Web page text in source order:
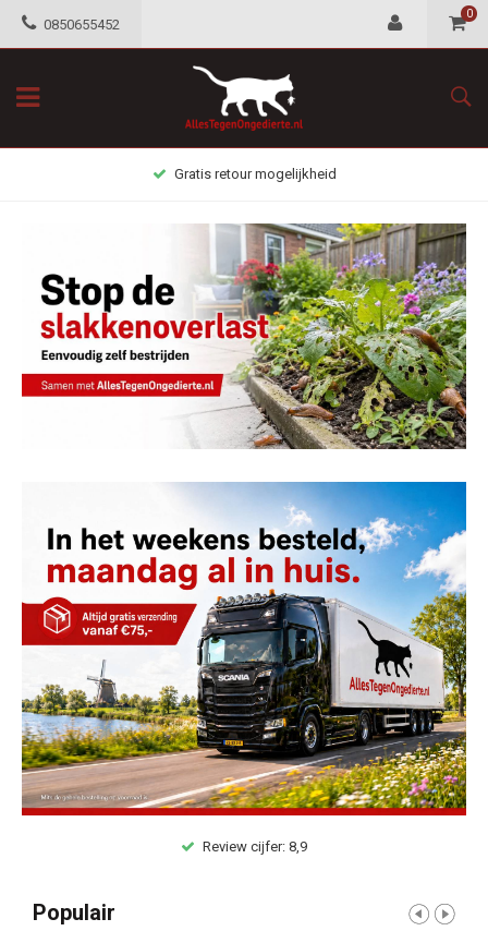
0850655452
0
Gratis retour mogelijkheid
Ongedierte bestrijden in huis:
Review cijfer: 8,9
Populair